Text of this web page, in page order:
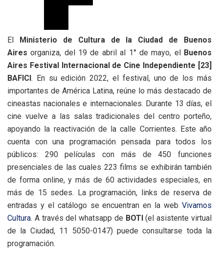
El Ministerio de Cultura de la Ciudad de Buenos
Aires organiza, del 19 de abril al 1° de mayo, el Buenos
Aires Festival Internacional de Cine Independiente [23]
BAFICI. En su edición 2022, el festival, uno de los más
importantes de América Latina, reúne lo más destacado de
cineastas nacionales e internacionales. Durante 13 días, el
cine vuelve a las salas tradicionales del centro porteño,
apoyando la reactivación de la calle Corrientes. Este año
cuenta con una programación pensada para todos los
públicos: 290 películas con más de 450 funciones
presenciales de las cuales 223 films se exhibirán también
de forma online, y más de 60 actividades especiales, en
más de 15 sedes. La programación, links de reserva de
entradas y el catálogo se encuentran en la web Vivamos
Cultura. A través del whatsapp de BOTI(el asistente virtual
de la Ciudad, 11 5050-0147) puede consultarse toda la
programación.